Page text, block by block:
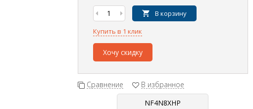
В корзину
Купить в 1 клик
Хочу скидку
Сравнение В избранное